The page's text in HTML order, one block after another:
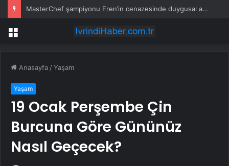
MasterChef şampiyonu Eren’in cenazesinde duygusal anlar: Annesi güçlükle ayakta durabildi
Menü
Anasayfa /Yaşam
Yaşam
19 Ocak Perşembe Çin
Burcuna Göre Gününüz
Nasıl Geçecek?